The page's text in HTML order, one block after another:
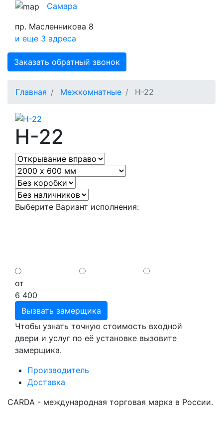
Самара
пр. Масленникова 8
и еще 3 адреса
Заказать обратный звонок
Главная Межкомнатные Н-22
Н-22
Выберите Вариант исполнения:
от
6 400
Вызвать замерщика
Чтобы узнать точную стоимость входной
двери и услуг по её установке вызовите
замерщика.
Производитель
Доставка
CARDA - международная торговая марка в России.